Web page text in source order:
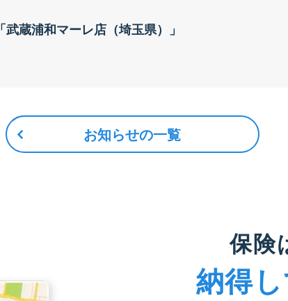
蔵浦和マーレ店（埼玉県）」
お知らせの一覧
保険
納得し